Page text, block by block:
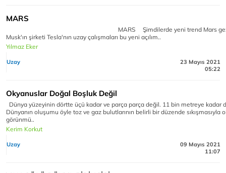
MARS
MARS Şimdilerde yeni trend Mars
Musk'ın şirketi Tesla'nın uzay çalışmaları bu yeni açılım..
Yılmaz Eker
Uzay
23 Mayıs 2021
05:22
Okyanuslar Doğal Boşluk Değil
Dünya yüzeyinin dörtte üçü kadar ve parça parça değil. 11 bin metreye kadar
Dünyanın oluşumu öyle toz ve gaz bulutlarının belirli bir düzende sıkışmasıyla
görünmü..
Kerim Korkut
Uzay
09 Mayıs 2021
11:07